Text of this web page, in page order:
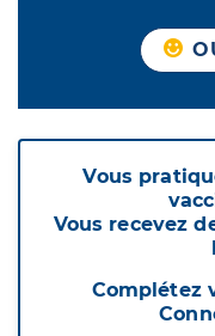
Vous
Vous recevez
Complétez